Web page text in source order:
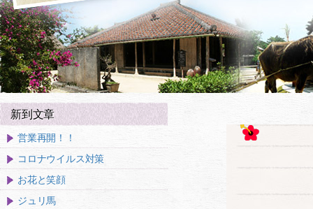
新到文章
営業再開！！
コロナウイルス対策
お花と笑顔
ジュリ馬